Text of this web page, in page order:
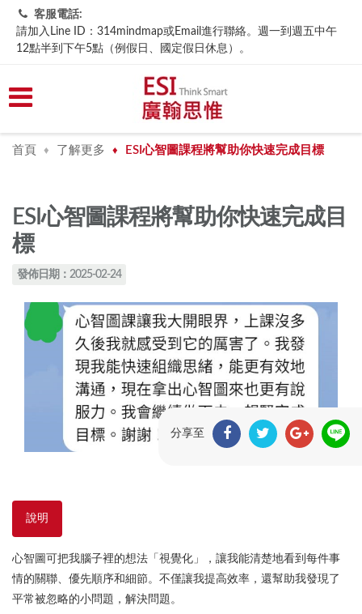
客服電話:
請加入Line ID：314mindmap或Email進行聯絡。週一到週五中午
12點半到下午5點（例假日、國定假日休息）。
首頁 ♦ 了解更多 ♦ ESI心智圖課程將幫助你快速完成目標
ESI心智圖課程將幫助你快速完成目
標
發佈日期：2025-02-24
分享至
說明
心智圖可把我腦子裡的想法「視覺化」，讓我能清楚地看到每件事
情的關聯、優先順序和細節。不僅讓我提高效率，還幫助我發現了
平常被忽略的小問題，解決問題。